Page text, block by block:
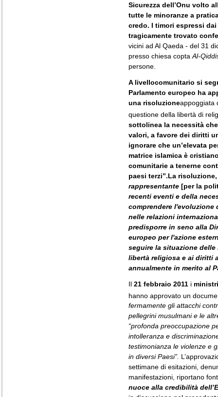
Sicurezza dell’Onu volto
tutte le minoranze a
credo. I timori espressi
tragicamente trovato
vicini ad Al Qaeda - del 31
presso chiesa copta Al-
persone.
A livellocomunitario si
Parlamento europeo ha
una risoluzioneappoggiata
questione della libertà di
sottolinea la necessità
valori, a favore dei diritti
ignorare che un’elevata
matrice islamica è
comunitarie a tenerne
paesi terzi”.La
rappresentante [per la
recenti eventi e della
comprendere
nelle relazioni
predisporre in seno alla
europeo per l'azione
seguire la situazione
libertà religiosa e ai diritti
annualmente in merito al
Il 21 febbraio 2011 i
hanno approvato un
fermamente gli attacchi
pellegrini musulmani e le
“profonda preoccupazione
intolleranza e
testimonianza le violenze e
in diversi Paesi”.
settimane di esitazioni,
manifestazioni, riportano
nuoce alla credibilità